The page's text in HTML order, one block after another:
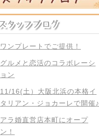
ワンプレートでご提供！
グルメと恋活のコラボレーシ
ョン
11/16(土）大阪北浜の本格イ
タリアン・ジョカーレで開催♪
アラ婚直営店本町にオープ
ン！